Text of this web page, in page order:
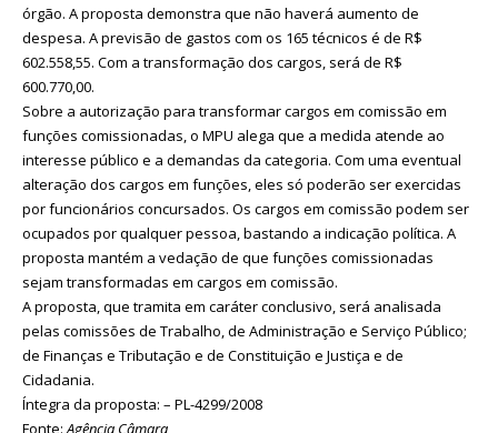
órgão. A proposta demonstra que não haverá aumento de
despesa. A previsão de gastos com os 165 técnicos é de R$
602.558,55. Com a transformação dos cargos, será de R$
600.770,00.
Sobre a autorização para transformar cargos em comissão em
funções comissionadas, o MPU alega que a medida atende ao
interesse público e a demandas da categoria. Com uma eventual
alteração dos cargos em funções, eles só poderão ser exercidas
por funcionários concursados. Os cargos em comissão podem ser
ocupados por qualquer pessoa, bastando a indicação política. A
proposta mantém a vedação de que funções comissionadas
sejam transformadas em cargos em comissão.
A proposta, que tramita em caráter conclusivo, será analisada
pelas comissões de Trabalho, de Administração e Serviço Público;
de Finanças e Tributação e de Constituição e Justiça e de
Cidadania.
Íntegra da proposta: – PL-4299/2008
Fonte:Agência Câmara